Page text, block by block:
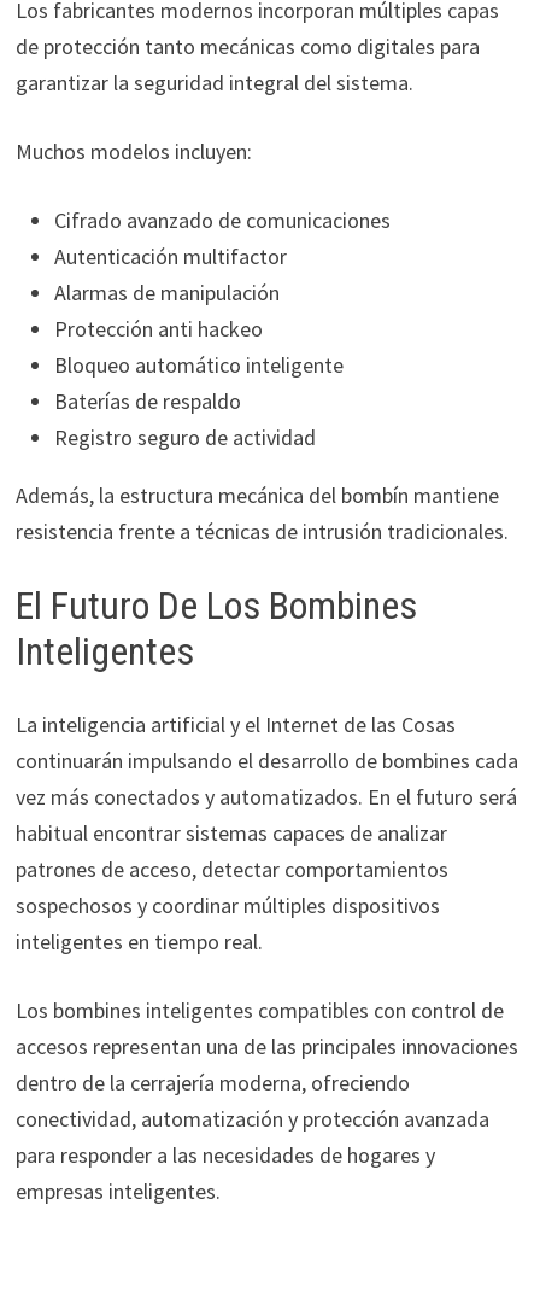
Los fabricantes modernos incorporan múltiples capas
de protección tanto mecánicas como digitales para
garantizar la seguridad integral del sistema.
Muchos modelos incluyen:
Cifrado avanzado de comunicaciones
Autenticación multifactor
Alarmas de manipulación
Protección anti hackeo
Bloqueo automático inteligente
Baterías de respaldo
Registro seguro de actividad
Además, la estructura mecánica del bombín mantiene
resistencia frente a técnicas de intrusión tradicionales.
El Futuro De Los Bombines
Inteligentes
La inteligencia artificial y el Internet de las Cosas
continuarán impulsando el desarrollo de bombines cada
vez más conectados y automatizados. En el futuro será
habitual encontrar sistemas capaces de analizar
patrones de acceso, detectar comportamientos
sospechosos y coordinar múltiples dispositivos
inteligentes en tiempo real.
Los bombines inteligentes compatibles con control de
accesos representan una de las principales innovaciones
dentro de la cerrajería moderna, ofreciendo
conectividad, automatización y protección avanzada
para responder a las necesidades de hogares y
empresas inteligentes.